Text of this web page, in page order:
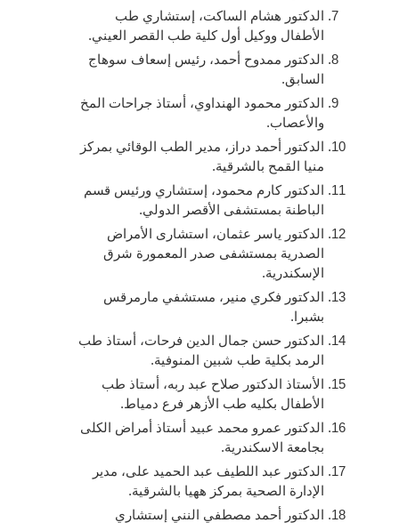
الدكتور هشام الساكت، إستشاري طب
الأطفال ووكيل أول كلية طب القصر العيني.
الدكتور ممدوح أحمد، رئيس إسعاف سوهاج
السابق.
الدكتور محمود الهنداوي، أستاذ جراحات المخ
والأعصاب.
الدكتور أحمد دراز، مدير الطب الوقائي بمركز
منيا القمح بالشرقية.
الدكتور كارم محمود، إستشاري ورئيس قسم
الباطنة بمستشفى الأقصر الدولي.
الدكتور ياسر عثمان، استشارى الأمراض
الصدرية بمستشفى صدر المعمورة شرق
الإسكندرية.
الدكتور فكري منير، مستشفي مارمرقس
بشبرا.
الدكتور حسن جمال الدين فرحات، أستاذ طب
الرمد بكلية طب شبين المنوفية.
الأستاذ الدكتور صلاح عبد ربه، أستاذ طب
الأطفال بكليه طب الأزهر فرع دمياط.
الدكتور عمرو محمد عبيد أستاذ أمراض الكلى
بجامعة الاسكندرية.
الدكتور عبد اللطيف عبد الحميد على، مدير
الإدارة الصحية بمركز ههيا بالشرقية.
الدكتور أحمد مصطفي النني إستشاري